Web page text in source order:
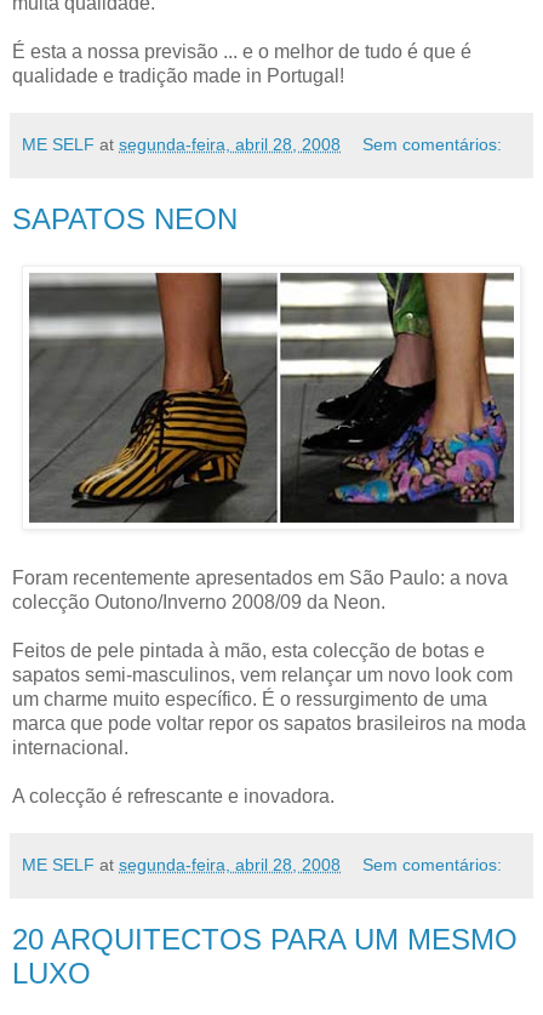
É esta a nossa previsão ... e o melhor de tudo é que é
qualidade e tradição made in Portugal!
ME SELF at segunda-feira, abril 28, 2008 Sem comentários:
SAPATOS NEON
Foram recentemente apresentados em São Paulo: a nova
colecção Outono/Inverno 2008/09 da Neon.
Feitos de pele pintada à mão, esta colecção de botas e
sapatos semi-masculinos, vem relançar um novo look com
um charme muito específico. É o ressurgimento de uma
marca que pode voltar repor os sapatos brasileiros na moda
internacional.
A colecção é refrescante e inovadora.
ME SELF at segunda-feira, abril 28, 2008 Sem comentários:
20 ARQUITECTOS PARA UM MESMO
LUXO